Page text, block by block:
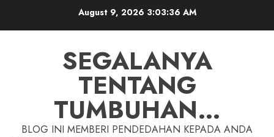
August 9, 2026 3:03:37 AM
SEGALANYA
TENTANG
TUMBUHAN…
BLOG INI MEMBERI PENDEDAHAN KEPADA ANDA